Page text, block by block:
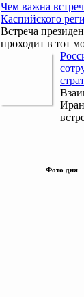
Чем важна
Каспийского
Встреча
проходит в тот
Фото дня